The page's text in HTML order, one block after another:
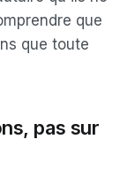
que
que toute
pas sur